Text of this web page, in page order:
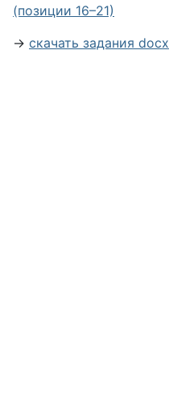
(позиции 16–21)
→ скачать задания docx